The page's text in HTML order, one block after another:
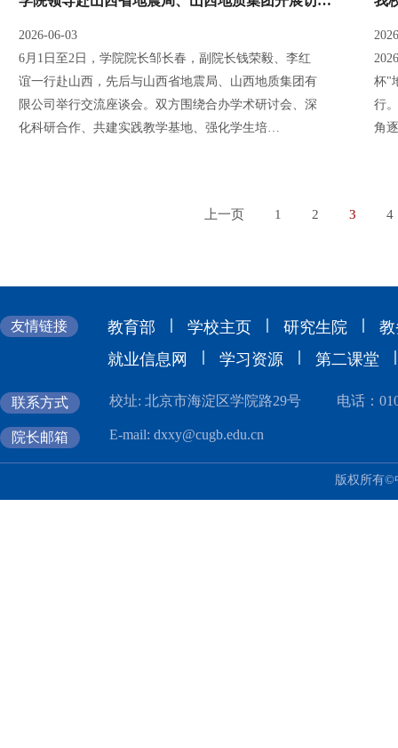
2026-06-03
6月1日至2日，学院院长邹长春，副院长钱荣毅、李红
谊一行赴山西，先后与山西省地震局、山西地质集团有
限公司举行交流座谈会。双方围绕合办学术研讨会、深
化科研合作、共建实践教学基地、强化学生培…
杯"
行
角
上一页 1 2 3 4
友情链接 教育部 | 学校主页 | 研究生院 |
就业信息网
| 学习资源 | 第二课堂 |
联系方式 校址: 北京市海淀区学院路29号 电话：
院长邮箱 E-mail: dxxy@cugb.edu.cn
版权所有©